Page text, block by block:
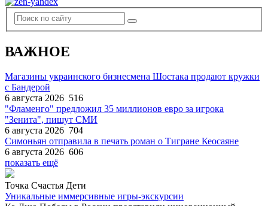
ВАЖНОЕ
Магазины украинского бизнесмена Шостака продают кружки
с Бандерой
6 августа 2026 516
"Фламенго" предложил 35 миллионов евро за игрока
"Зенита", пишут СМИ
6 августа 2026 704
Симоньян отправила в печать роман о Тигране Кеосаяне
6 августа 2026 606
показать ещё
Точка Счастья Дети
Уникальные иммерсивные игры-экскурсии